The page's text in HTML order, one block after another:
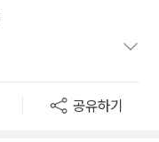
공유하기